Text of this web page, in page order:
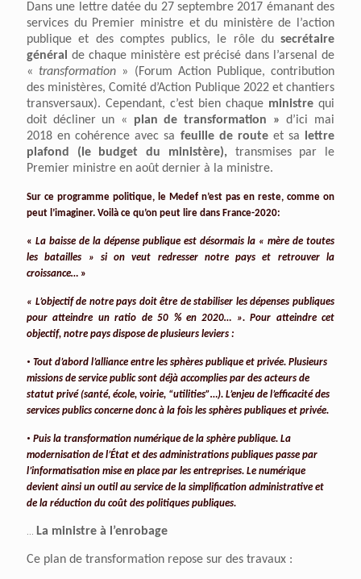
Dans une lettre datée du 27 septembre 2017 émanant des
services du Premier ministre et du ministère de l’action
publique et des comptes publics, le rôle du secrétaire
général de chaque ministère est précisé dans l’arsenal de
« transformation » (Forum Action Publique, contribution
des ministères, Comité d’Action Publique 2022 et chantiers
transversaux). Cependant, c’est bien chaque ministre qui
doit décliner un « plan de transformation » d’ici mai
2018 en cohérence avec sa feuille de routeet sa lettre
plafond (le budget du ministère), transmises par le
Premier ministre en août dernier à la ministre.
Sur ce programme politique, le Medef n’est pas en reste, comme on
peut l’imaginer. Voilà ce qu’on peut lire dans France-2020:
« La baisse de la dépense publique est désormais la « mère de toutes
les batailles » si on veut redresser notre pays et retrouver la
croissance… »
« L’objectif de notre pays doit être de stabiliser les dépenses publiques
pour atteindre un ratio de 50 % en 2020… ». Pour atteindre cet
objectif, notre pays dispose de plusieurs leviers :
• Tout d’abord l’alliance entre les sphères publique et privée. Plusieurs
missions de service public sont déjà accomplies par des acteurs de
statut privé (santé, école, voirie, “utilities”…). L’enjeu de l’efficacité des
services publics concerne donc à la fois les sphères publiques et privée.
• Puis la transformation numérique de la sphère publique. La
modernisation de l’État et des administrations publiques passe par
l’informatisation mise en place par les entreprises. Le numérique
devient ainsi un outil au service de la simplification administrative et
de la réduction du coût des politiques publiques.
… La ministre à l’enrobage
Ce plan de transformation repose sur des travaux :